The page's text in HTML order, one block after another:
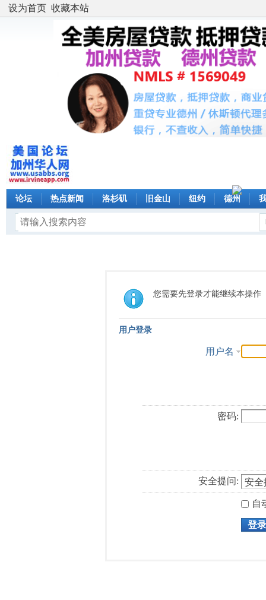
设为首页 收藏本站
论坛 热点新闻 洛杉矶 旧金山 纽约 德州
您需要先登录才能继续本操作
用户登录
用户名
密码:
安全提问:
自
登录